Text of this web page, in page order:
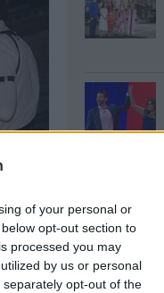
of your personal or
opt-out section to
processed you may
by us or personal
opt-out of the